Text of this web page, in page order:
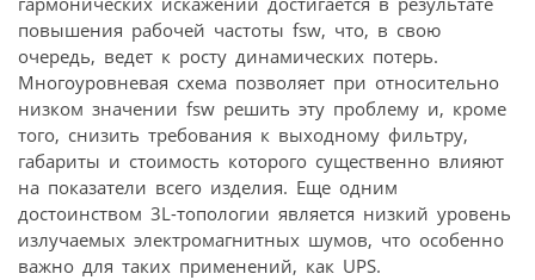
повышения рабочей частоты fsw, что, в свою
очередь, ведет к росту динамических потерь.
Многоуровневая схема позволяет при относительно
низком значении fsw решить эту проблему и, кроме
того, снизить требования к выходному фильтру,
габариты и стоимость которого существенно влияют
на показатели всего изделия. Еще одним
достоинством 3L-топологии является низкий уровень
излучаемых электромагнитных шумов, что особенно
важно для таких применений, как UPS.